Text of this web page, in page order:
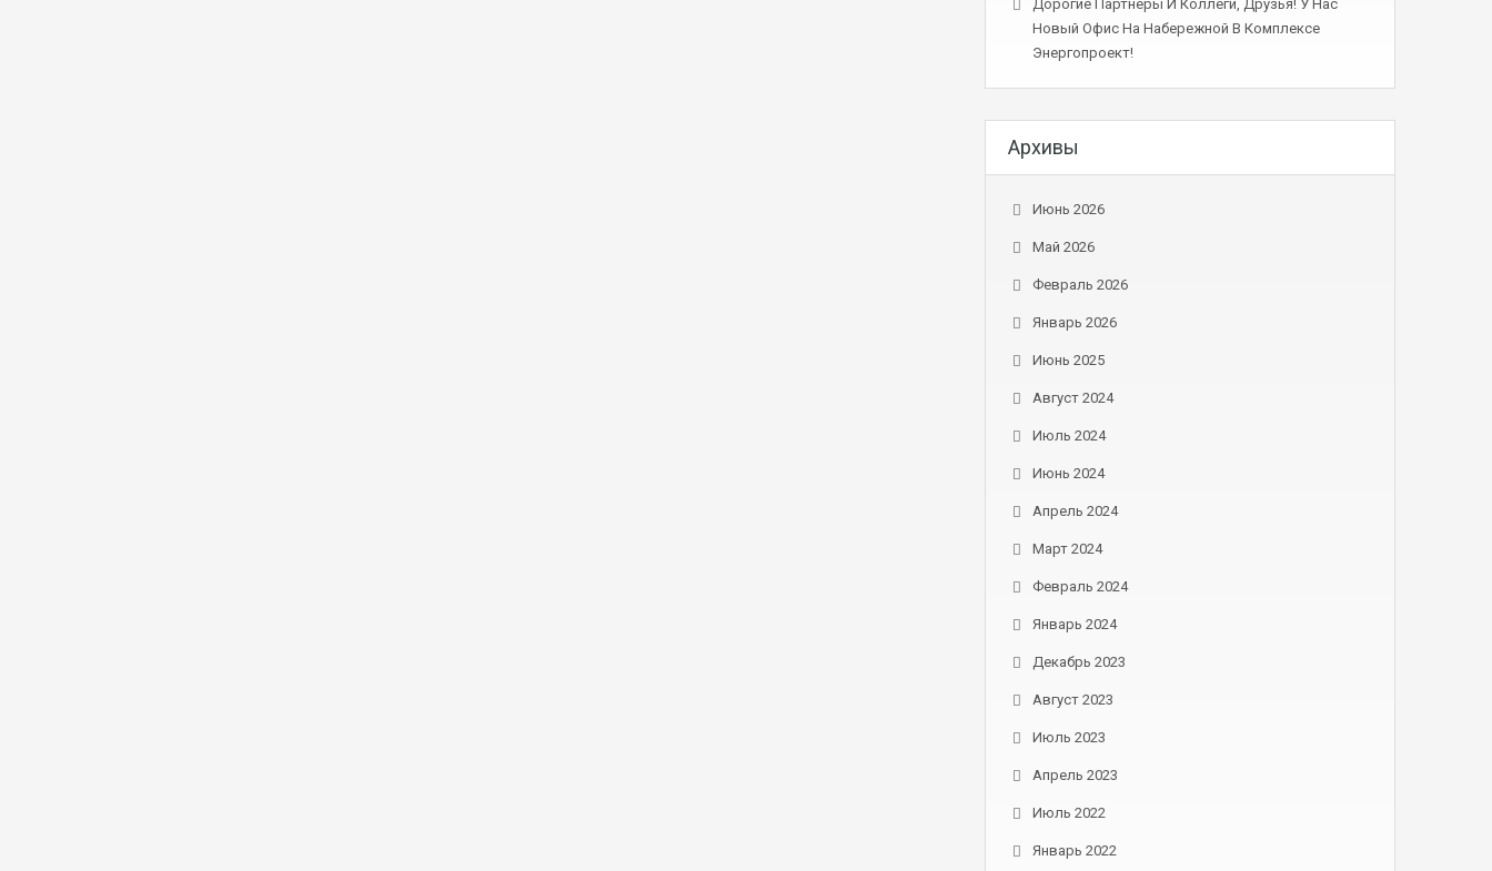
Дорогие Партнеры И Коллеги, Друзья! У Нас
Новый Офис На Набережной В Комплексе
Энергопроект!
Архивы
Июнь 2026
Май 2026
Февраль 2026
Январь 2026
Июнь 2025
Август 2024
Июль 2024
Июнь 2024
Апрель 2024
Март 2024
Февраль 2024
Январь 2024
Декабрь 2023
Август 2023
Июль 2023
Апрель 2023
Июль 2022
Январь 2022